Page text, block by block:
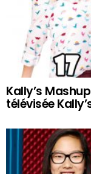
Kally’s
télévisée